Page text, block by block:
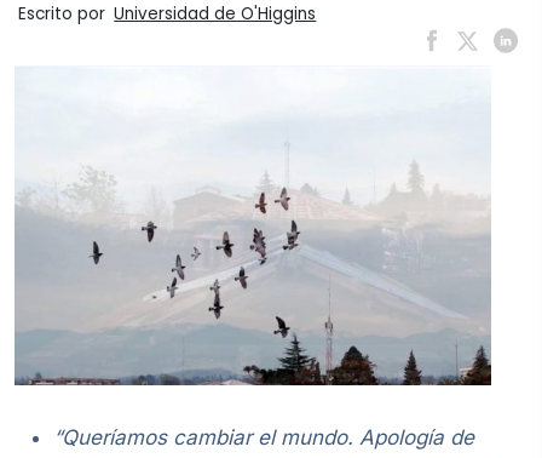
Escrito por Universidad de O'Higgins
“Queríamos cambiar el mundo. Apología de